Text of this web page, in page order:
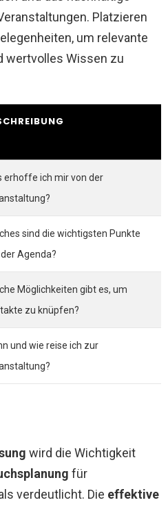
Platzieren
um relevante
wertvolles Wissen zu
erhoffe ich mir von der
sind die wichtigsten Punkte
Agenda?
Möglichkeiten gibt es, um
zu knüpfen?
und wie reise ich zur
wird die Wichtigkeit
für
verdeutlicht. Die effektive